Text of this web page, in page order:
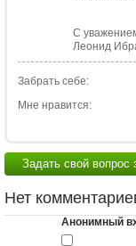
С
Леонид
Забрать себе:
Мне нравится:
Задать свой вопрос
Нет
Анонимный